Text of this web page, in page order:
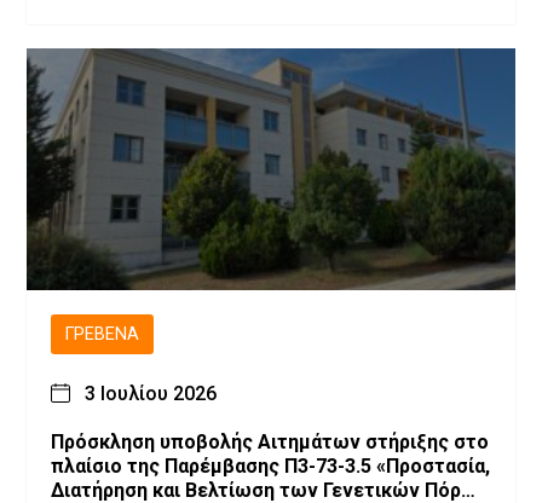
ΓΡΕΒΕΝΆ
3 Ιουλίου 2026
Πρόσκληση υποβολής Αιτημάτων στήριξης στο
πλαίσιο της Παρέμβασης Π3-73-3.5 «Προστασία,
Διατήρηση και Βελτίωση των Γενετικών Πόρων